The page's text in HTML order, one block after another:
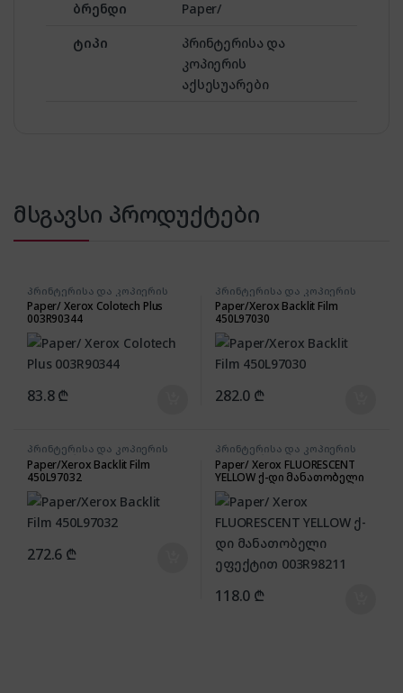
ბრენდი
Paper/
ტიპი
პრინტერისა და
კოპიერის
აქსესუარები
მსგავსი პროდუქტები
პრინტერისა და კოპიერის
აქსესუარები
Paper/ Xerox Colotech Plus
003R90344
83.8₾
პრინტერისა და კოპიერის
აქსესუარები
Paper/Xerox Backlit Film
450L97030
282.0 ₾
პრინტერისა და კოპიერის
აქსესუარები
Paper/Xerox Backlit Film
450L97032
272.6 ₾
პრინტერისა და კოპიერის
აქსესუარები
Paper/ Xerox FLUORESCENT
YELLOW ქ-დი მანათობელი
ეფექტით 003R98211
118.0 ₾